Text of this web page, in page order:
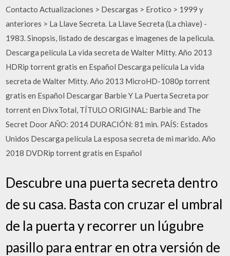
Contacto Actualizaciones > Descargas > Erotico > 1999 y
anteriores > La Llave Secreta. La Llave Secreta (La chiave) -
1983. Sinopsis, listado de descargas e imagenes de la pelicula.
Descarga película La vida secreta de Walter Mitty. Año 2013
HDRip torrent gratis en Español Descarga película La vida
secreta de Walter Mitty. Año 2013 MicroHD-1080p torrent
gratis en Español Descargar Barbie Y La Puerta Secreta por
torrent en DivxTotal, TÍTULO ORIGINAL: Barbie and The
Secret Door AÑO: 2014 DURACIÓN: 81 min. PAÍS: Estados
Unidos Descarga película La esposa secreta de mi marido. Año
2018 DVDRip torrent gratis en Español
Descubre una puerta secreta dentro
de su casa. Basta con cruzar el umbral
de la puerta y recorrer un lúgubre
pasillo para entrar en otra versión de